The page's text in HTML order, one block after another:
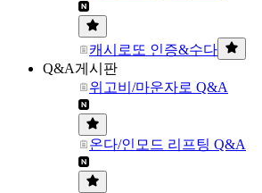
캐시로또 인증&수다
Q&A게시판
위고비/마운자로 Q&A
온다/인모드 리프팅 Q&A